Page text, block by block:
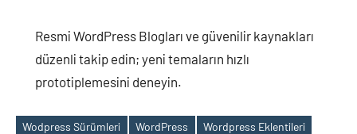
Resmi WordPress Blogları ve güvenilir kaynakları
düzenli takip edin; yeni temaların hızlı
prototiplemesini deneyin.
Wodpress Sürümleri WordPress
Wordpress Eklentileri